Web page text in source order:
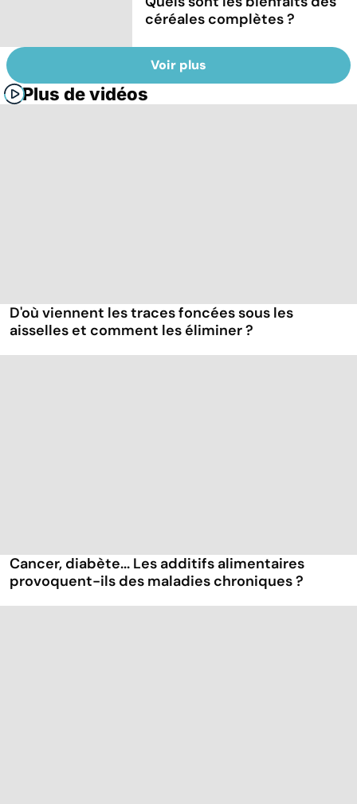
céréales complètes ?
Voir plus
Plus de vidéos
D'où viennent les traces foncées sous les
aisselles et comment les éliminer ?
Cancer, diabète... Les additifs alimentaires
provoquent-ils des maladies chroniques ?